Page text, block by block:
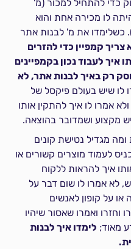
כדי להתחיל למכור (מ'
לו מכירה אחת והוא
כשלימדו את מ' לבנות אתר
קמפיין כדי להזרים
איך לעבוד נכון בקמפיינים
רק באיך לבנות אתר, לא
לו שיש בעולם פיקסל של
אמרו לו איך להתקין אותו
מקצוע ושמדובר בהוצאה.
מגדיל נטישת קונים
לעמוד מוצרים קשורים או
איך להראות ללקוח
לא אמרו לו שום דבר על
או על קופון לאנשים
ואמרו שאסור שיהיו
מאוד; לימדו איך לבנות